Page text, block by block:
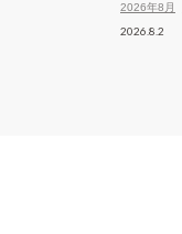
2026年8月
2026.8.2